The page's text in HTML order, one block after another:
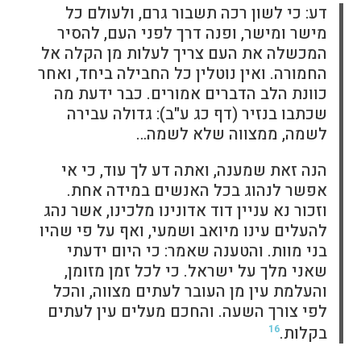
דע: כי לשון רכה תשבור גרם, ולעולם כל
מישר ומישר, ופנה דרך לפני העם, להסיר
המכשלה את העם צריך לעלות מן הקלה אל
החמורה. ואין נוטלין כל החבילה ביחד, ואחר
כוונת הלב הדברים אמורים. כבר ידעת מה
שכתבו בנזיר (דף כג ע"ב): גדולה עבירה
לשמה, ממצווה שלא לשמה…
הנה זאת שמענה, ואתה דע לך עוד, כי אי
אפשר לנהוג בכל האנשים במידה אחת.
וזכור נא עניין דוד אדונינו מלכינו, אשר נהג
להעלים עינו מיואב ושמעי, ואף על פי שהיו
בני מוות. והטענה שאמר: כי היום ידעתי
שאני מלך על ישראל. כי לכל זמן מזומן,
והעלמת עין מן העובר לעתים מצווה, והכל
לפי צורך השעה. והחכם מעלים עין לעתים
בקלות.16